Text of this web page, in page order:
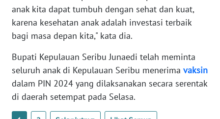
anak kita dapat tumbuh dengan sehat dan kuat,
karena kesehatan anak adalah investasi terbaik
bagi masa depan kita," kata dia.
Bupati Kepulauan Seribu Junaedi telah meminta
seluruh anak di Kepulauan Seribu menerima vaksin
dalam PIN 2024 yang dilaksanakan secara serentak
di daerah setempat pada Selasa.
SUMSEL
BENGKULU
WN
JATENG